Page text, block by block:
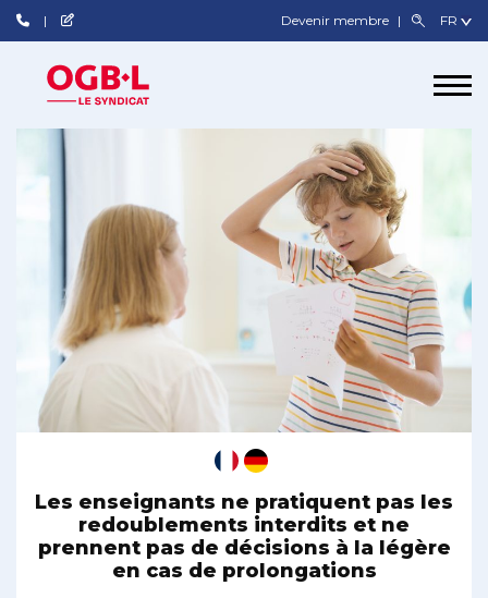
Devenir membre
Les enseignants ne pratiquent pas les
redoublements interdits et ne
prennent pas de décisions à la légère
en cas de prolongations